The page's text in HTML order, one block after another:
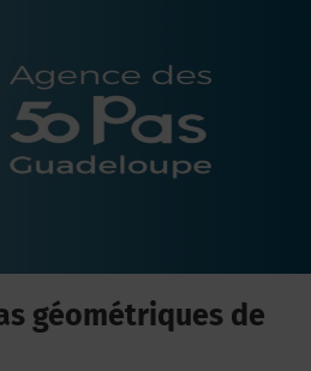
géométriques de